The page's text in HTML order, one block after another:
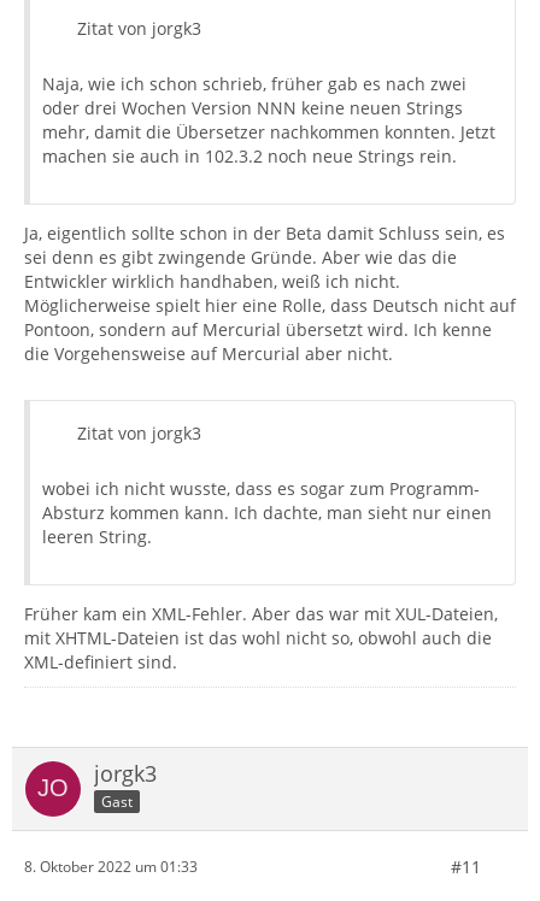
Zitat von jorgk3
Naja, wie ich schon schrieb, früher gab es nach zwei
oder drei Wochen Version NNN keine neuen Strings
mehr, damit die Übersetzer nachkommen konnten. Jetzt
machen sie auch in 102.3.2 noch neue Strings rein.
Ja, eigentlich sollte schon in der Beta damit Schluss sein, es
sei denn es gibt zwingende Gründe. Aber wie das die
Entwickler wirklich handhaben, weiß ich nicht.
Möglicherweise spielt hier eine Rolle, dass Deutsch nicht auf
Pontoon, sondern auf Mercurial übersetzt wird. Ich kenne
die Vorgehensweise auf Mercurial aber nicht.
Zitat von jorgk3
wobei ich nicht wusste, dass es sogar zum Programm-
Absturz kommen kann. Ich dachte, man sieht nur einen
leeren String.
Früher kam ein XML-Fehler. Aber das war mit XUL-Dateien,
mit XHTML-Dateien ist das wohl nicht so, obwohl auch die
XML-definiert sind.
jorgk3
Gast
8. Oktober 2022 um 01:33 #11